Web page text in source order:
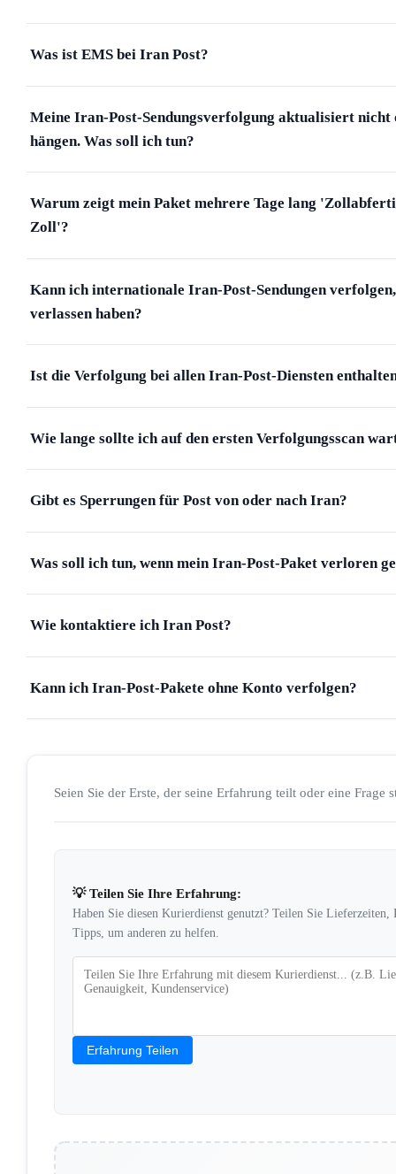
Was ist EMS bei Iran Post?
Meine Iran-Post-Sendungsverfolgung aktualisiert nicht
hängen. Was soll ich tun?
Warum zeigt mein Paket mehrere Tage lang
Zoll'?
Kann ich internationale Iran-Post-Sendungen
verlassen haben?
Ist die Verfolgung bei allen Iran-Post-Diensten
Wie lange sollte ich auf den ersten Verfolgungsscan
Gibt es Sperrungen für Post von oder nach Iran?
Was soll ich tun, wenn mein Iran-Post-Paket verloren
Wie kontaktiere ich Iran Post?
Kann ich Iran-Post-Pakete ohne Konto verfolgen?
Seien Sie der Erste, der seine Erfahrung teilt oder eine Frage
💡 Teilen Sie Ihre Erfahrung:
Haben Sie diesen Kurierdienst genutzt? Teilen Sie Lieferzeiten,
Tipps, um anderen zu helfen.
Erfahrung Teilen